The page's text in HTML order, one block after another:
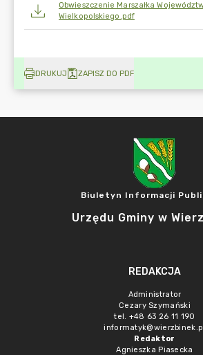
Obwieszczenie Marszałka
Wielkopolskiego.pdf
DRUKUJ ZAPISZ DO PDF
Biuletyn Informacji
Urzędu Gminy w
REDAKCJA
Administrator
Cezary Szymański
tel. +48 63 26 11 190
Redaktor
Agnieszka Piasecka